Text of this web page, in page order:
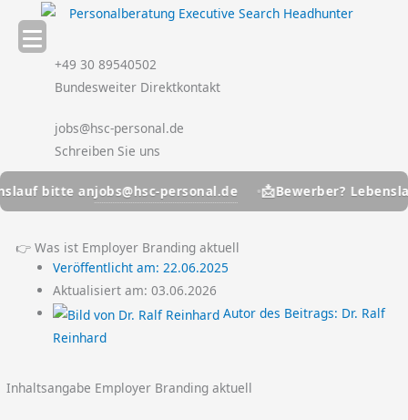
Inhalt
springen +49 30 89540502
Bundesweiter Direktkontakt
jobs@hsc-personal.de
Schreiben Sie uns
bitte anjobs@hsc-personal.de 📩Bewerber? Lebenslauf
👉 Was ist Employer Branding aktuell
Veröffentlicht am:22.06.2025
Aktualisiert am: 03.06.2026
Autor des Beitrags: Dr. Ralf
Reinhard
Inhaltsangabe Employer Branding aktuell